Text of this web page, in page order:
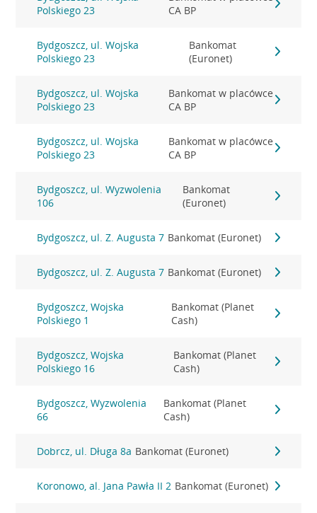
Polskiego 23
CA BP
Bydgoszcz, ul. Wojska
Polskiego 23
Bankomat
(Euronet)
Bydgoszcz, ul. Wojska
Polskiego 23
Bankomat w placówce
CA BP
Bydgoszcz, ul. Wojska
Polskiego 23
Bankomat w placówce
CA BP
Bydgoszcz, ul. Wyzwolenia
106
Bankomat
(Euronet)
Bydgoszcz, ul. Z. Augusta 7 Bankomat (Euronet)
Bydgoszcz, ul. Z. Augusta 7 Bankomat (Euronet)
Bydgoszcz, Wojska
Polskiego 1
Bankomat (Planet
Cash)
Bydgoszcz, Wojska
Polskiego 16
Bankomat (Planet
Cash)
Bydgoszcz, Wyzwolenia
66
Bankomat (Planet
Cash)
Dobrcz, ul. Długa 8a Bankomat (Euronet)
Koronowo, al. Jana Pawła II 2 Bankomat (Euronet)